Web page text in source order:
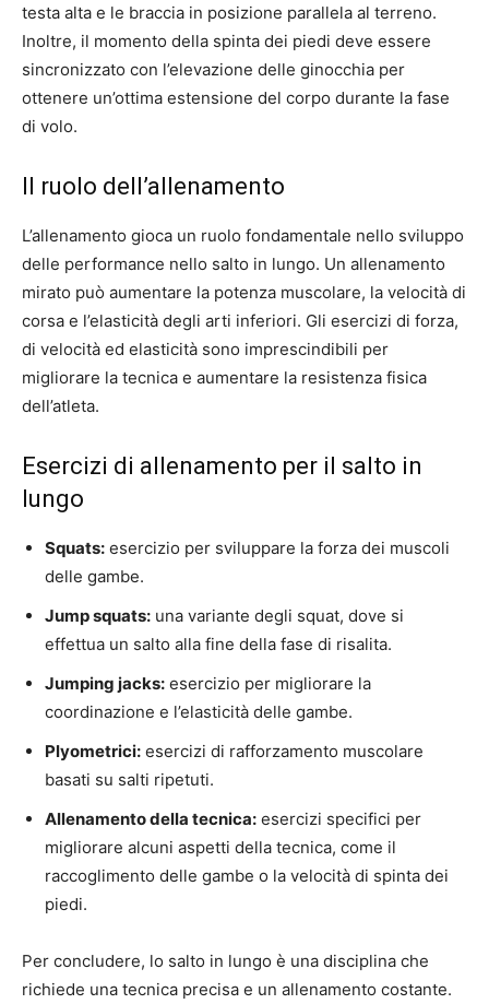
testa alta e le braccia in posizione parallela al terreno.
Inoltre, il momento della spinta dei piedi deve essere
sincronizzato con l’elevazione delle ginocchia per
ottenere un’ottima estensione del corpo durante la fase
di volo.
Il ruolo dell’allenamento
L’allenamento gioca un ruolo fondamentale nello sviluppo
delle performance nello salto in lungo. Un allenamento
mirato può aumentare la potenza muscolare, la velocità di
corsa e l’elasticità degli arti inferiori. Gli esercizi di forza,
di velocità ed elasticità sono imprescindibili per
migliorare la tecnica e aumentare la resistenza fisica
dell’atleta.
Esercizi di allenamento per il salto in
lungo
Squats: esercizio per sviluppare la forza dei muscoli
delle gambe.
Jump squats: una variante degli squat, dove si
effettua un salto alla fine della fase di risalita.
Jumping jacks: esercizio per migliorare la
coordinazione e l’elasticità delle gambe.
Plyometrici: esercizi di rafforzamento muscolare
basati su salti ripetuti.
Allenamento della tecnica: esercizi specifici per
migliorare alcuni aspetti della tecnica, come il
raccoglimento delle gambe o la velocità di spinta dei
piedi.
Per concludere, lo salto in lungo è una disciplina che
richiede una tecnica precisa e un allenamento costante.